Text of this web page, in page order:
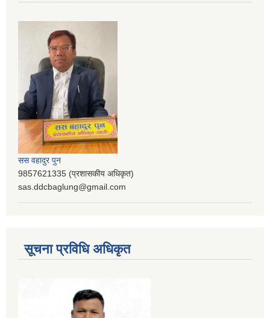
सस वहादुर पुन
9857621335 (प्रशासकीय अधिकृत)
sas.ddcbaglung@gmail.com
सूचना प्रविधि अधिकृत